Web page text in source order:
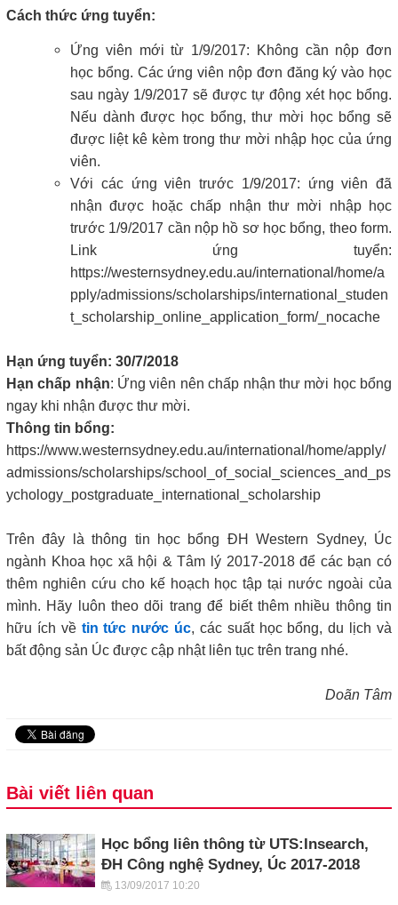
Cách thức ứng tuyển:
Ứng viên mới từ 1/9/2017: Không cần nộp đơn
học bổng. Các ứng viên nộp đơn đăng ký vào học
sau ngày 1/9/2017 sẽ được tự động xét học bổng.
Nếu dành được học bổng, thư mời học bổng sẽ
được liệt kê kèm trong thư mời nhập học của ứng
viên.
Với các ứng viên trước 1/9/2017: ứng viên đã
nhận được hoặc chấp nhận thư mời nhập học
trước 1/9/2017 cần nộp hồ sơ học bổng, theo form.
Link ứng tuyển:
https://westernsydney.edu.au/international/home/a
pply/admissions/scholarships/international_studen
t_scholarship_online_application_form/_nocache
Hạn ứng tuyển: 30/7/2018
Hạn chấp nhận: Ứng viên nên chấp nhận thư mời học bổng
ngay khi nhận được thư mời.
Thông tin bổng:
https://www.westernsydney.edu.au/international/home/apply/
admissions/scholarships/school_of_social_sciences_and_ps
ychology_postgraduate_international_scholarship
Trên đây là thông tin học bổng ĐH Western Sydney, Úc
ngành Khoa học xã hội & Tâm lý 2017-2018 để các bạn có
thêm nghiên cứu cho kế hoạch học tập tại nước ngoài của
mình. Hãy luôn theo dõi trang để biết thêm nhiều thông tin
hữu ích về tin tức nước úc , các suất học bổng, du lịch và
bất động sản Úc được cập nhật liên tục trên trang nhé.
Doãn Tâm
Bài viết liên quan
Học bổng liên thông từ UTS:Insearch,
ĐH Công nghệ Sydney, Úc 2017-2018
13/09/2017 10:20